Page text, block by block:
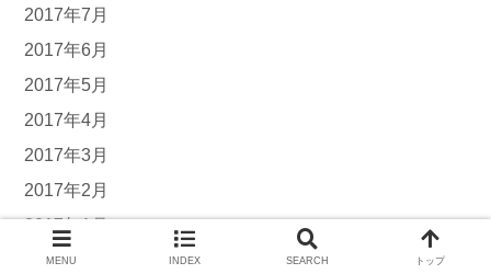
2017年7月
2017年6月
2017年5月
2017年4月
2017年3月
2017年2月
2017年1月
2016年12月
MENU INDEX SEARCH トップ